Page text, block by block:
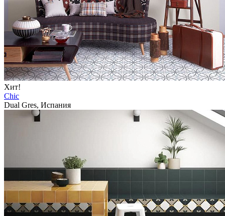
Хит!
Chic
Dual Gres, Испания